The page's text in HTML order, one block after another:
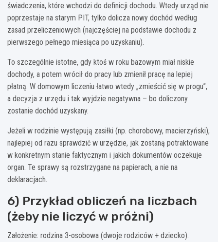
świadczenia, które wchodzi do definicji dochodu. Wtedy urząd nie
poprzestaje na starym PIT, tylko dolicza nowy dochód według
zasad przeliczeniowych (najczęściej na podstawie dochodu z
pierwszego pełnego miesiąca po uzyskaniu).
To szczególnie istotne, gdy ktoś w roku bazowym miał niskie
dochody, a potem wrócił do pracy lub zmienił pracę na lepiej
płatną. W domowym liczeniu łatwo wtedy „zmieścić się w progu”,
a decyzja z urzędu i tak wyjdzie negatywna – bo doliczony
zostanie dochód uzyskany.
Jeżeli w rodzinie występują zasiłki (np. chorobowy, macierzyński),
najlepiej od razu sprawdzić w urzędzie, jak zostaną potraktowane
w konkretnym stanie faktycznym i jakich dokumentów oczekuje
organ. Te sprawy są rozstrzygane na papierach, a nie na
deklaracjach.
6) Przykład obliczeń na liczbach
(żeby nie liczyć w próżni)
Założenie: rodzina 3-osobowa (dwoje rodziców + dziecko).